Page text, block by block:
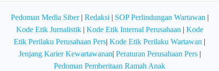
Pedoman Media Siber| Redaksi | SOP Perlindungan Wartawan |
Kode Etik Jurnalistik| Kode Etik Internal Perusahaan | Kode
Etik Perilaku Perusahaan Pers| Kode Etik Perilaku Wartawan |
Jenjang Karier Kewartawanan| Peraturan Perusahaan Pers|
Pedoman Pemberitaan Ramah Anak